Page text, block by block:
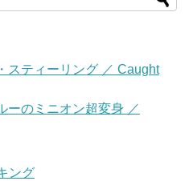
スティーリング ／ Caught
ーのミニオン超変身 ／
ング